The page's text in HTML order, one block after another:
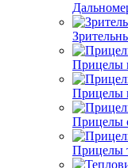
Прицелы
Прицелы
Прицелы
Прицелы